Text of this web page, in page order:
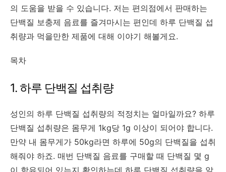
의 도움을 받을 수 있습니다. 저는 편의점에서 판매하는
단백질 보충제 음료를 즐겨마시는 편인데 하루 단백질 섭
취량과 먹을만한 제품에 대해 이야기 해볼게요.
목차
1. 하루 단백질 섭취량
성인의 하루 단백질 섭취량의 적정치는 얼마일까요? 하루
단백질 섭취량은 몸무게 1kg당 1g 이상이 되어야 합니다.
만약 내 몸무게가 50kg라면 하루에 50g의 단백질을 섭취
해줘야 하죠. 매번 단백질 음료를 구매할 때 단백질 몇 g